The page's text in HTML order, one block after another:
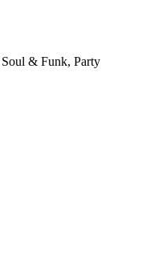
& Funk, Party